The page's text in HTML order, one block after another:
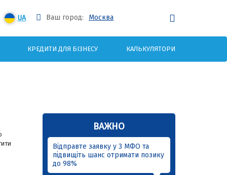
UA Ваш город: Москва
КРЕДИТИ ДЛЯ БІЗНЕСУ КАЛЬКУЛЯТОРИ
ВАЖНО
Відправте заявку у 3 МФО та
підвищіть шанс отримати позику
до 98%